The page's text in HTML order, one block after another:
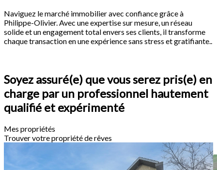
Naviguez le marché immobilier avec confiance grâce à
Philippe-Olivier. Avec une expertise sur mesure, un réseau
solide et un engagement total envers ses clients, il transforme
chaque transaction en une expérience sans stress et gratifiante..
Soyez assuré(e) que vous serez pris(e) en
charge par un professionnel hautement
qualifié et expérimenté
Mes propriétés
Trouver votre propriété de rêves